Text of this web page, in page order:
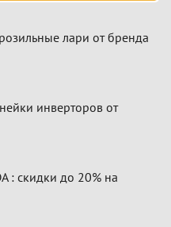
лари от бренда
инверторов от
: скидки до 20% на